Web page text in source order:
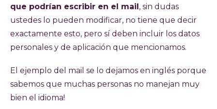
que podrían escribir en el mail, sin dudas
ustedes lo pueden modificar, no tiene que decir
exactamente esto, pero sí deben incluir los datos
personales y de aplicación que mencionamos.
El ejemplo del mail se lo dejamos en inglés porque
sabemos que muchas personas no manejan muy
bien el idioma!